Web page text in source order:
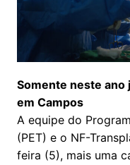
Somente neste
em Campos
A equipe do
(PET) e o NF-
feira (5), mais uma